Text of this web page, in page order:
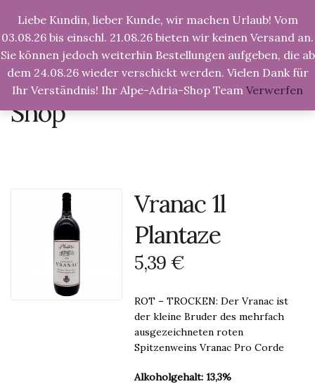
Liebe Kundin, lieber Kunde, wir machen Urlaub! Vom
03.08.26 bis einschl. 21.08.26 bieten wir keinen Versand an.
Sie können jedoch weiterhin Bestellungen aufgeben, die ab
dem 24.08.26 wieder verschickt werden. Vielen Dank für
Ihr Verständnis! Ihr Alpe-Adria-Shop Team Verwerfen
Alpe-Adria-Shop.de >Produkte >Vranac 1l Plantaze
Shop
Vranac 1l
Plantaze
5,39 €
ROT – TROCKEN: Der Vranac ist
der kleine Bruder des mehrfach
ausgezeichneten roten
Spitzenweins Vranac Pro Corde
Alkoholgehalt: 13,3%